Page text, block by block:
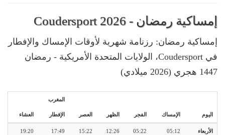
إمساكية رمضان - Coudersport 2026
إمساكية رمضان: رزنامة شهرية لأوقات الإمساك والإفطار
في Coudersport، الولايات المتحدة الأمريكية - رمضان
1447 هجري (2026 ميلادي)
اليوم الإمساك الفجر الظهر العصر
المغرب
الإفطار العشاء
الأربعاء
05:12
05:22
12:26
15:22
17:49
19:20